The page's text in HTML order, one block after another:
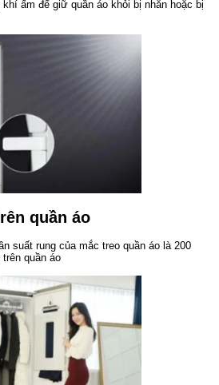
ấm để giữ quần áo khỏi bị nhăn hoặc bị
quần áo
suất rung của mắc treo quần áo là 200
trên quần áo